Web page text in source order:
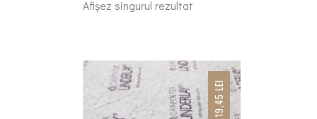
Afișez singurul rezultat
19,45
LEI